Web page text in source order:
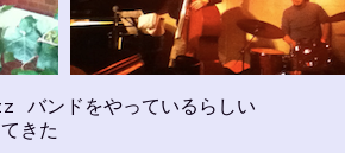
バンドをやっているらしい
きた